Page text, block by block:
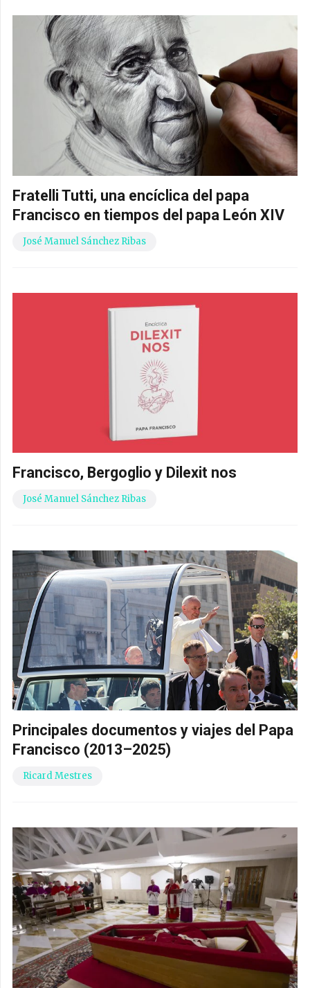
Fratelli Tutti, una encíclica del papa
Francisco en tiempos del papa León XIV
José Manuel Sánchez Ribas
Francisco, Bergoglio y Dilexit nos
José Manuel Sánchez Ribas
Principales documentos y viajes del Papa
Francisco (2013–2025)
Ricard Mestres